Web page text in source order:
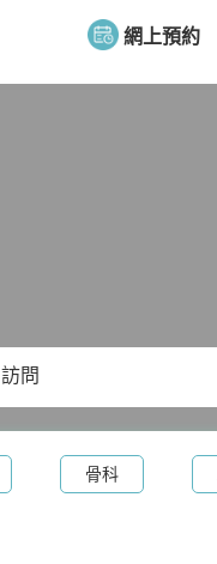
網上預約
訪問
骨科